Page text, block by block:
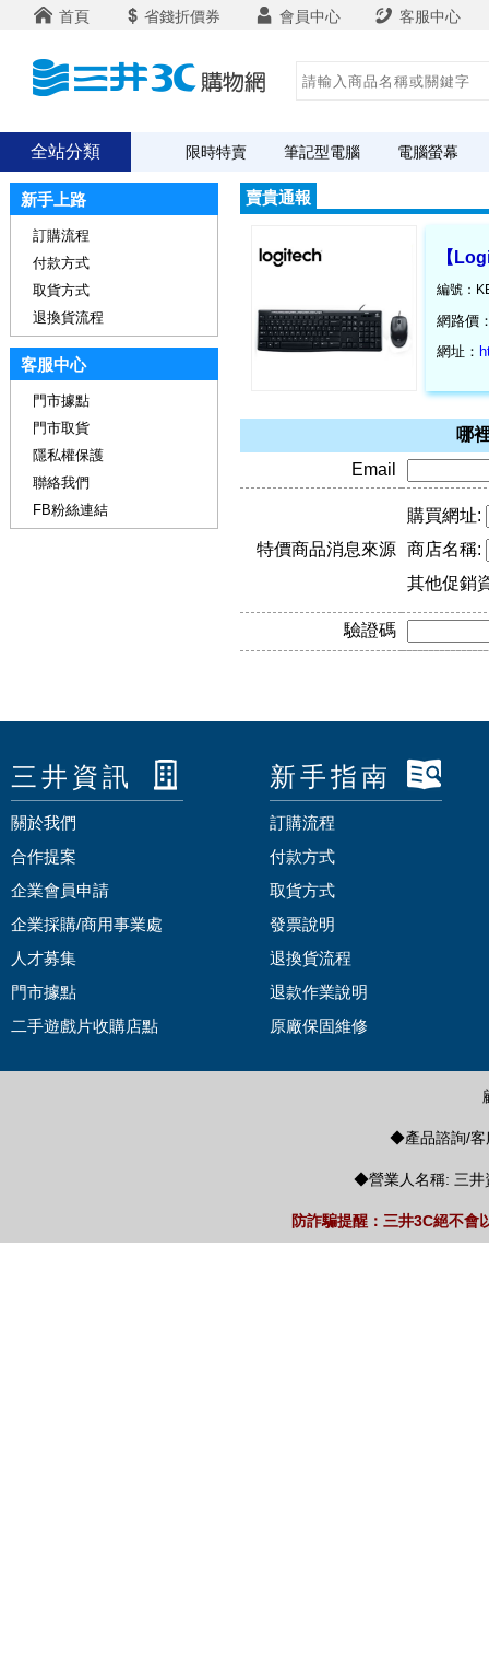
首頁 省錢折價券 會員中心 客服中心
全站分類 限時特賣 筆記型電腦 電腦螢幕
賣貴通報
【
編號：
網路價
網址：
哪
Email
特價商品消息來源
購買網址:
商店名稱:
其他促銷
驗證碼
新手上路
訂購流程
付款方式
取貨方式
退換貨流程
客服中心
門市據點
門市取貨
隱私權保護
聯絡我們
FB粉絲連結
三井資訊
關於我們
合作提案
企業會員申請
企業採購/商用事業處
人才募集
門市據點
二手遊戲片收購店點
新手指南
訂購流程
付款方式
取貨方式
發票說明
退換貨流程
退款作業說明
原廠保固維修
◆產品諮詢/客
◆營業人名稱: 三井
防詐騙提醒：三井3C絕不會